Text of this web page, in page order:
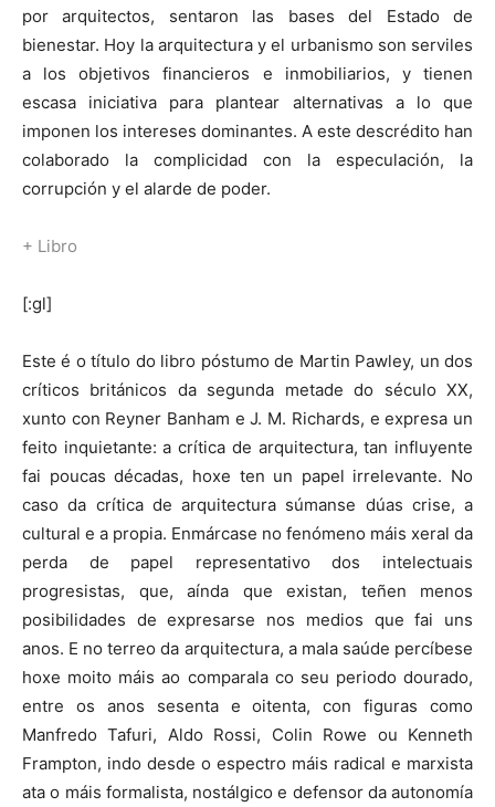
por arquitectos, sentaron las bases del Estado de
bienestar. Hoy la arquitectura y el urbanismo son serviles
a los objetivos financieros e inmobiliarios, y tienen
escasa iniciativa para plantear alternativas a lo que
imponen los intereses dominantes. A este descrédito han
colaborado la complicidad con la especulación, la
corrupción y el alarde de poder.
+ Libro
[:gl]
Este é o título do libro póstumo de Martin Pawley, un dos
críticos británicos da segunda metade do século XX,
xunto con Reyner Banham e J. M. Richards, e expresa un
feito inquietante: a crítica de arquitectura, tan influyente
fai poucas décadas, hoxe ten un papel irrelevante. No
caso da crítica de arquitectura súmanse dúas crise, a
cultural e a propia. Enmárcase no fenómeno máis xeral da
perda de papel representativo dos intelectuais
progresistas, que, aínda que existan, teñen menos
posibilidades de expresarse nos medios que fai uns
anos. E no terreo da arquitectura, a mala saúde percíbese
hoxe moito máis ao comparala co seu periodo dourado,
entre os anos sesenta e oitenta, con figuras como
Manfredo Tafuri, Aldo Rossi, Colin Rowe ou Kenneth
Frampton, indo desde o espectro máis radical e marxista
ata o máis formalista, nostálgico e defensor da autonomía